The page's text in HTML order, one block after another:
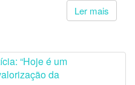
Ler mais